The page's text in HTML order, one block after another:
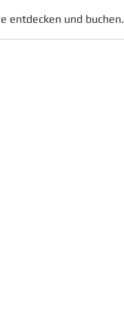
entdecken und buchen.